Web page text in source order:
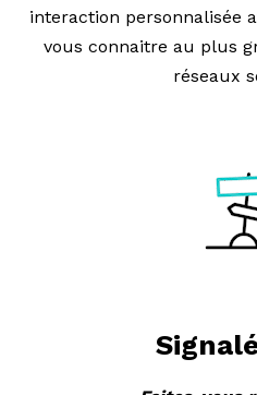
interaction personnalisée
vous connaitre au plus
réseaux